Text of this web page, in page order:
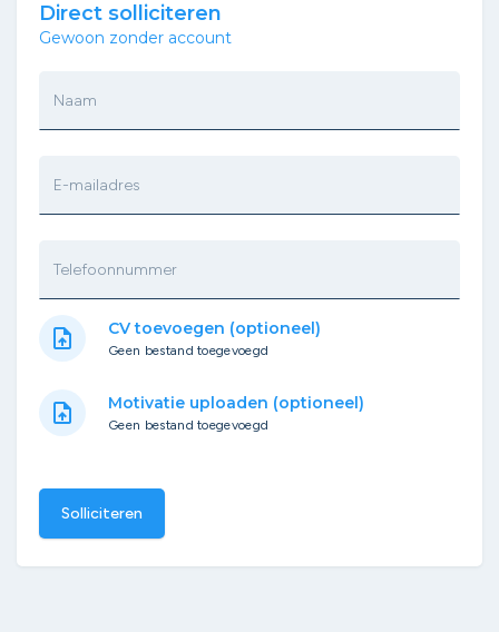
Direct solliciteren
Gewoon zonder account
Naam
E-mailadres
Telefoonnummer
upload_file CV toevoegen (optioneel)
Geen bestand toegevoegd
upload_file Motivatie uploaden (optioneel)
Geen bestand toegevoegd
Solliciteren